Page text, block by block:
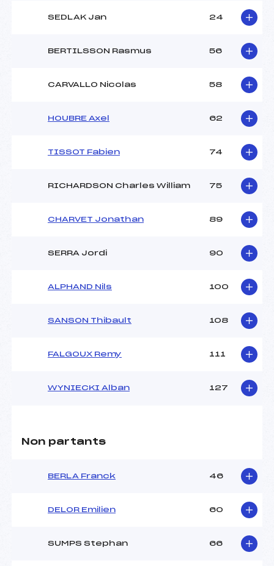
SEDLAK Jan 24
BERTILSSON Rasmus 56
CARVALLO Nicolas 58
HOUBRE Axel 62
TISSOT Fabien 74
RICHARDSON Charles William 75
CHARVET Jonathan 89
SERRA Jordi 90
ALPHAND Nils 100
SANSON Thibault 108
FALGOUX Remy 111
WYNIECKI Alban 127
Non partants
BERLA Franck 46
DELOR Emilien 60
SUMPS Stephan 66